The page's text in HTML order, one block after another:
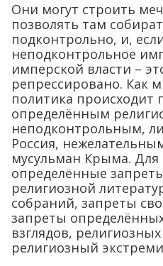
Они могут строить
позволять там
подконтрольно, и,
неподконтрольное
имперской власти –
репрессировано. Как
политика
определённым
неподконтрольным,
Россия,
мусульман Крыма. Для
определённые
религиозной
собраний, запреты
запреты
взглядов,
религиозный